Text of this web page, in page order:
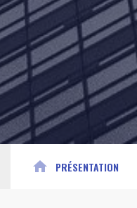
home PRÉSENTATION